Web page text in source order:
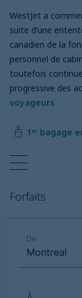
WestJet a
suite d’une
canadien de la
personnel de
toutefois
progressive des
voyageurs
1ᵉʳ bagage
Forfaits